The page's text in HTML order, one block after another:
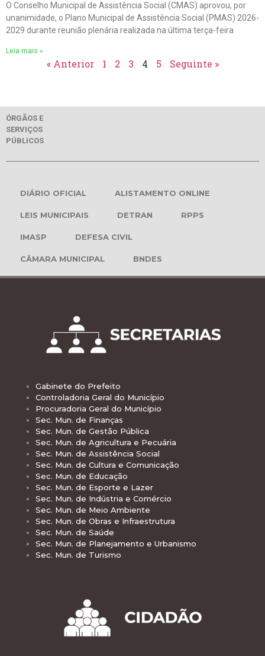
O Conselho Municipal de Assistência Social (CMAS) aprovou, por
unanimidade, o Plano Municipal de Assistência Social (PMAS) 2026-
2029 durante reunião plenária realizada na última terça-feira
Leia mais »
« Anterior 1 2 3 4 5 Seguinte »
ÓRGÃOS E
SERVIÇOS
PÚBLICOS
DIÁRIO OFICIAL ALISTAMENTO ONLINE
LEIS MUNICIPAIS DETRAN RPPS
IMASP DEFESA CIVIL
CÂMARA MUNICIPAL BNDES
Gabinete do Prefeito
Controladoria Geral do Município
Procuradoria Geral do Município
Sec. Mun. de Finanças
Sec. Mun. de Gestão Pública
Sec. Mun. de Agricultura e Pecuária
Sec. Mun. de Assistência Social
Sec. Mun. de Cultura e Comunicação
Sec. Mun. de Educação
Sec. Mun. de Esporte e Lazer
Sec. Mun. de Indústria e Comércio
Sec. Mun. de Meio Ambiente
Sec. Mun. de Obras e Infraestrutura
Sec. Mun. de Saúde
Sec. Mun. de Planejamento e Urbanismo
Sec. Mun. de Turismo